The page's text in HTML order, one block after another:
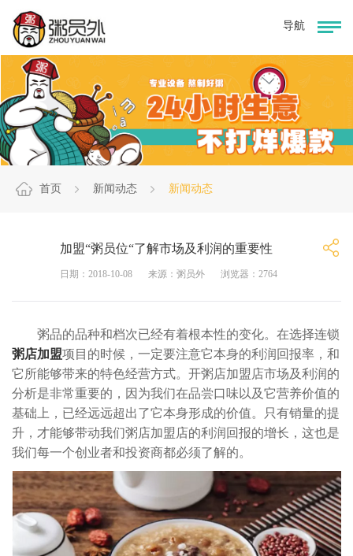
首页 新闻动态 新闻动态
加盟“粥员位“了解市场及利润的重要性
日期：2018-10-08 来源：粥员外 浏览器：2764
粥品的品种和档次已经有着根本性的变化。在选择连锁
粥店加盟项目的时候，一定要注意它本身的利润回报率，和
它所能够带来的特色经营方式。开粥店加盟店市场及利润的
分析是非常重要的，因为我们在品尝口味以及它营养价值的
基础上，已经远远超出了它本身形成的价值。只有销量的提
升，才能够带动我们粥店加盟店的利润回报的增长，这也是
我们每一个创业者和投资商都必须了解的。